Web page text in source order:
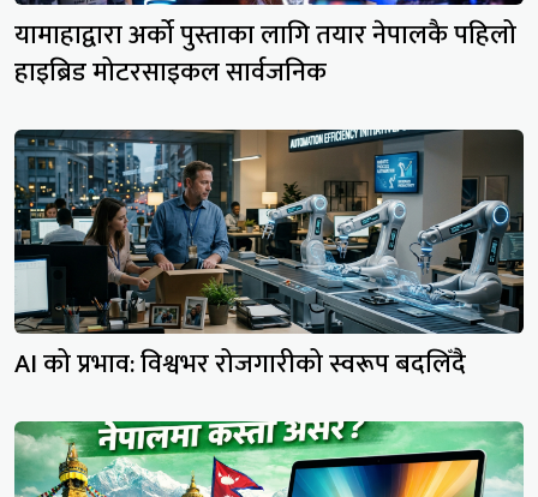
यामाहाद्वारा अर्को पुस्ताका लागि तयार नेपालकै पहिलो
हाइब्रिड मोटरसाइकल सार्वजनिक
AI को प्रभाव: विश्वभर रोजगारीको स्वरूप बदलिँदै